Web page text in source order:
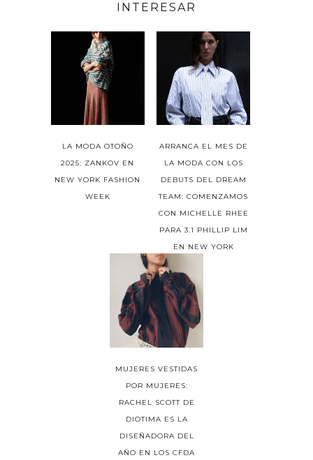
INTERESAR
LA MODA OTOÑO
2025: ZANKOV EN
NEW YORK FASHION
WEEK
ARRANCA EL MES DE
LA MODA CON LOS
DEBUTS DEL DREAM
TEAM: COMENZAMOS
CON MICHELLE RHEE
PARA 3.1 PHILLIP LIM
EN NEW YORK
MUJERES VESTIDAS
POR MUJERES:
RACHEL SCOTT DE
DIOTIMA ES LA
DISEÑADORA DEL
AÑO EN LOS CFDA